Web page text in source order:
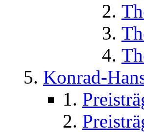
Konrad-